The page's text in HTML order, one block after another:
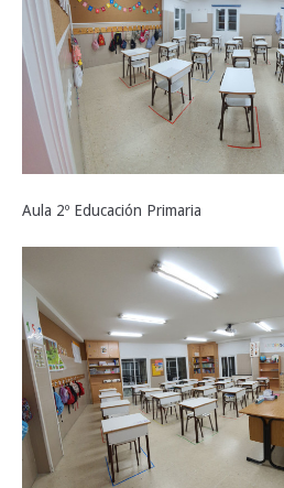
Aula 2º Educación Primaria